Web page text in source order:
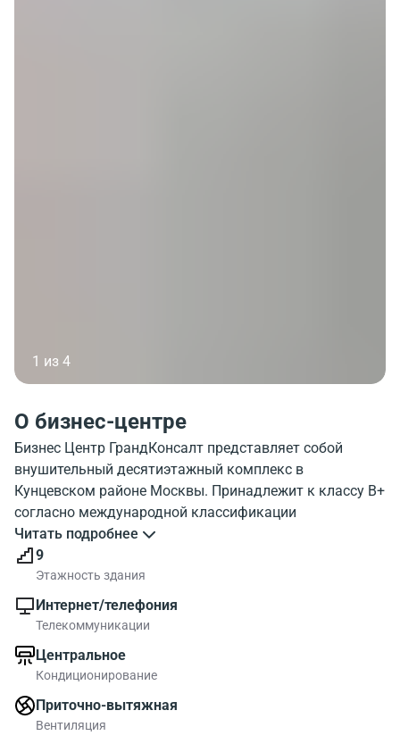
1 из 4
О бизнес-центре
Бизнес Центр ГрандКонсалт представляет собой
внушительный десятиэтажный комплекс в
Кунцевском районе Москвы. Принадлежит к классу В+
согласно международной классификации
коммерческих объектов. Расположен данный БЦ по
адресу улица Молдавская д. 5с1, недалеко от улицы
Молодогвардейской и Рублевского шоссе, откуда есть
удобный подъезд к зданию. Внимание, в первую
очередь, привлекает необычный современный фасад
серо-коричневых тонах и имеет весьма необычную
форму.
Планировка здания – коридорно-кабинетная, в
каждом помещении выполнен современный ремонт.
Читать подробнее
9
Этажность здания
Интернет/телефония
Телекоммуникации
Центральное
Кондиционирование
Приточно-вытяжная
Вентиляция